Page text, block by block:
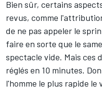
Bien sûr, certains
revus, comme
de ne pas appeler le
faire en sorte que le
spectacle vide. Mais ces
réglés en 10 minutes.
l'homme le plus rapide